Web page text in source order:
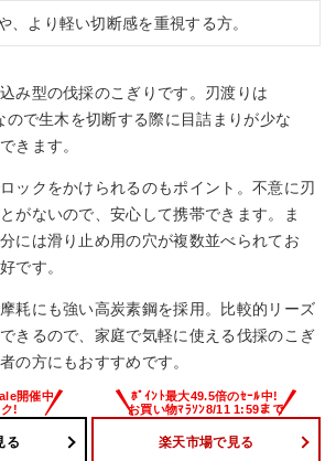
、より軽い切断感を重視する方。
み型の伐採のこぎりです。刃渡りは
で生木を切断する際に目詰まりが少な
きます。
ックをかけられるのもポイント。不意に刃
がないので、安心して携帯できます。ま
には滑り止め用の穴が複数並べられてお
です。
耗にも強い高炭素鋼を採用。比較的リーズ
きるので、家庭で気軽に使える伐採のこぎ
の方にもおすすめです。
る 楽天市場で見る